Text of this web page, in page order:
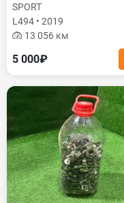
SPORT
L494 • 2019
13 056 км
5 000₽